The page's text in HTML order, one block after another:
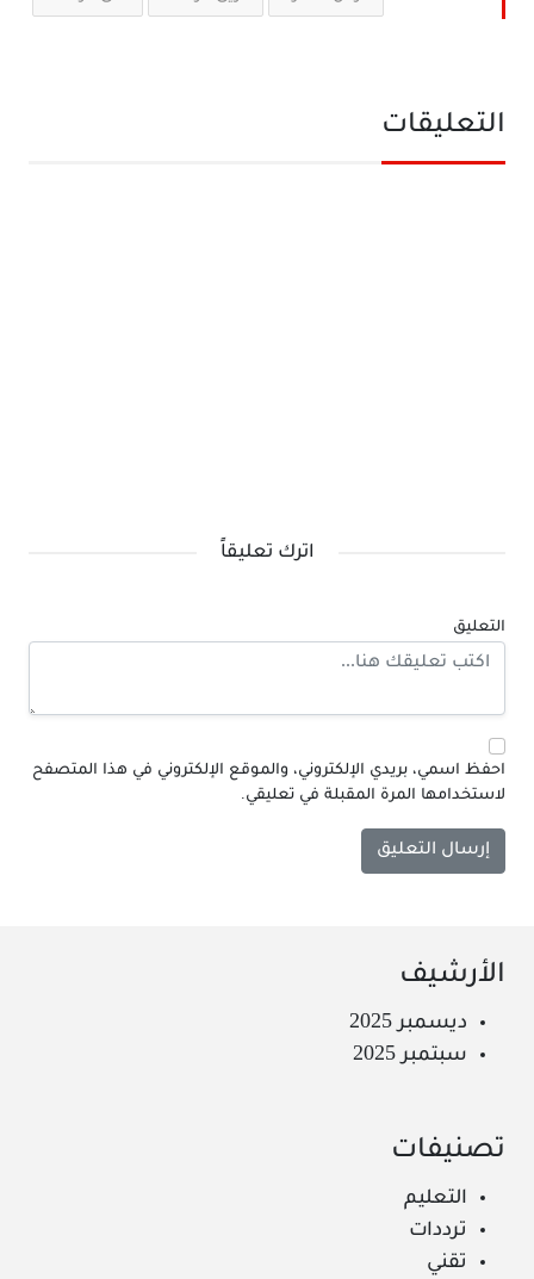
التعليقات
اترك تعليقاً
التعليق
احفظ اسمي، بريدي الإلكتروني، والموقع الإلكتروني في هذا المتصفح
لاستخدامها المرة المقبلة في تعليقي.
الأرشيف
ديسمبر 2025
سبتمبر 2025
تصنيفات
التعليم
ترددات
تقني